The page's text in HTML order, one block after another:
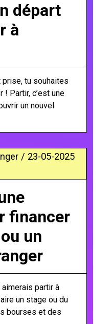
départ
à
tu souhaites
! Partir, c’est une
un nouvel
/ 23-05-2025
financer
un
partir à
un stage ou du
bourses et des